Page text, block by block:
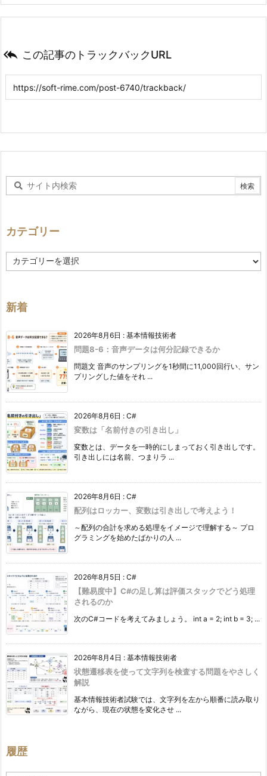
 この記事のトラックバックURL
カテゴリー
テ
ー
新着
2026年8月6日 : 基本情報技術者
問題8-6：音声データは何分記録できるか
問題文 音声のサンプリングを1秒間に11,000回行い、サン
プリングした値をそれ ...
2026年8月6日 : C#
変数は「名前付きの引き出し」
変数とは、データを一時的にしまっておく引き出しです。
引き出しには名前、つまりラ ...
2026年8月6日 : C#
配列はロッカー、変数は引き出しで考えよう！
～配列の合計を求める処理をイメージで理解する～ プロ
グラミングを始めたばかりの人 ...
2026年8月5日 : C#
【難易度中】C#の足し算は評価スタックでどう処理
されるのか
次のC#コードを考えてみましょう。 int a = 2; int b = 3; ...
2026年8月4日 : 基本情報技術者
状態遷移表を使って文字列を検査する問題をやさしく
解説
基本情報技術者試験では、文字列を左から順番に読み取り
ながら、現在の状態を変化させ ...
履歴